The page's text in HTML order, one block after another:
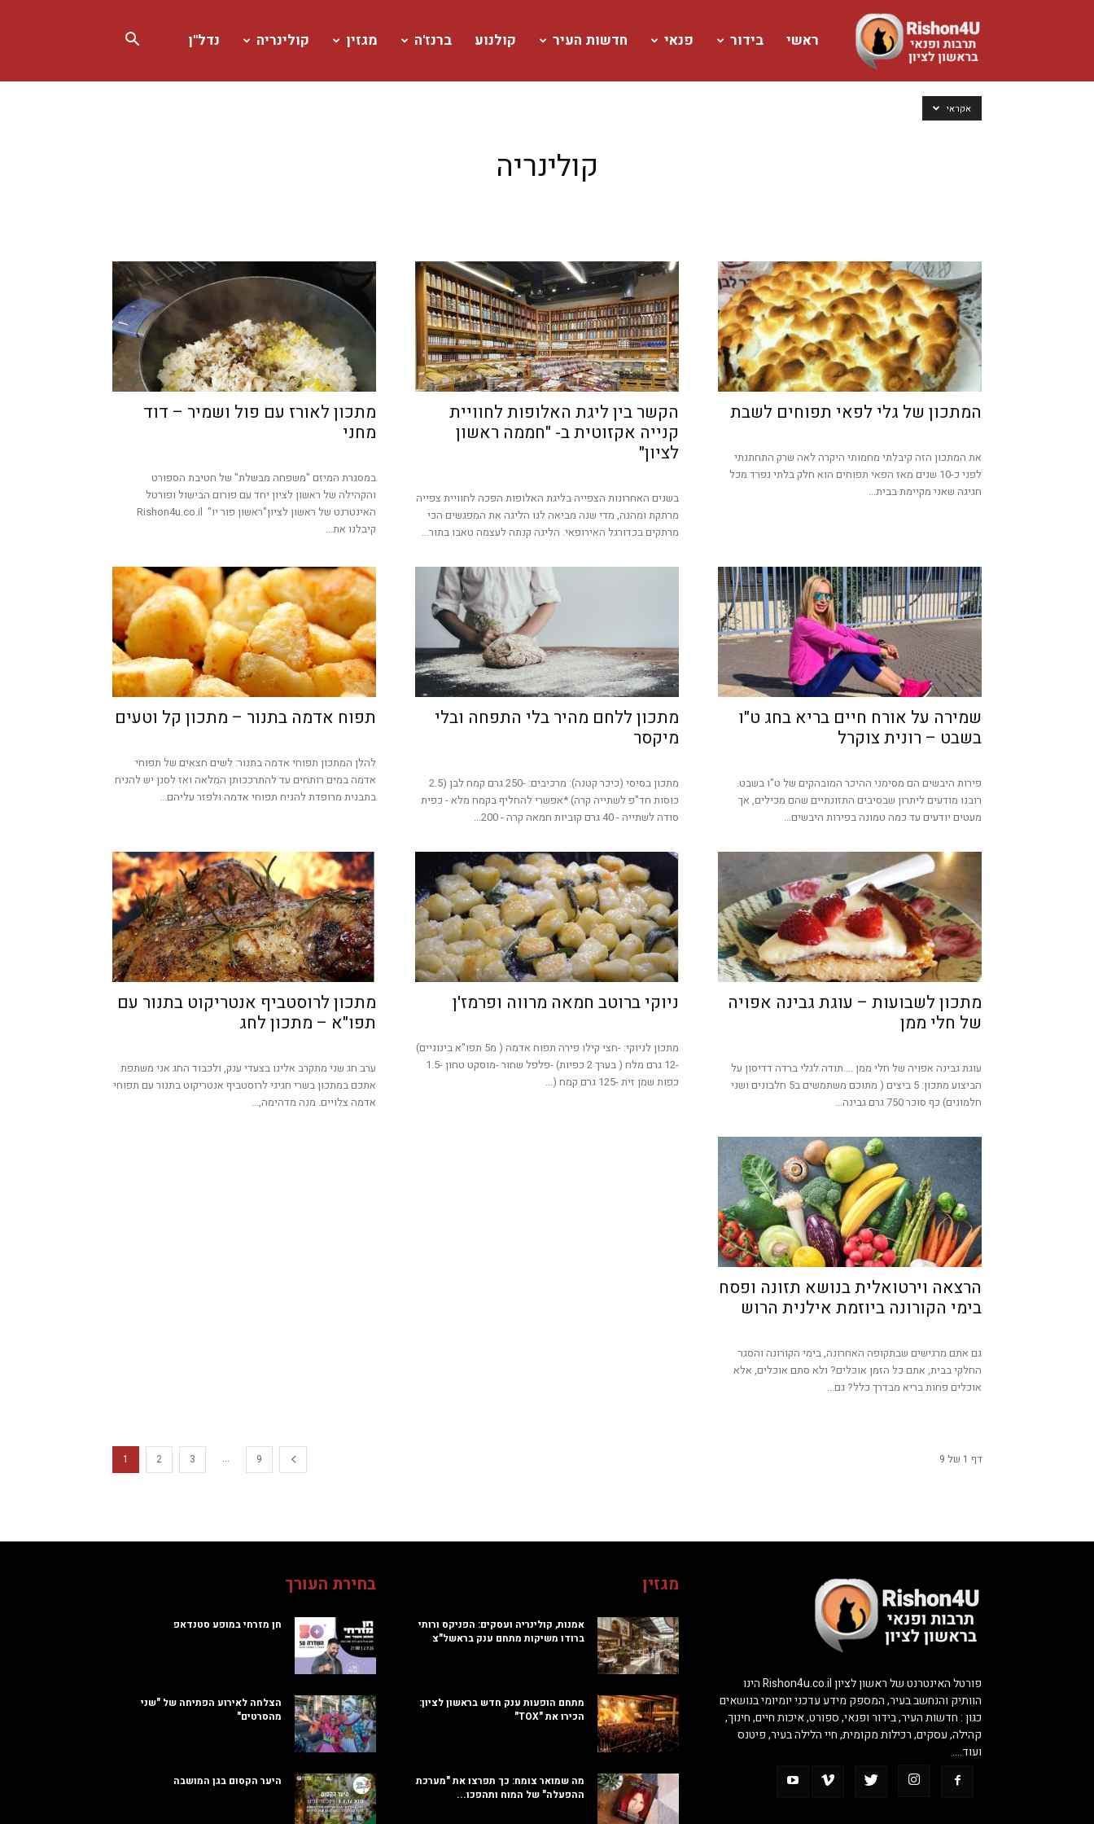
www.rishon4u.co.il
ראשי בידור פנאי חדשות העיר קולנוע ברנז'ה מגזין קולינריה נדל"ן
קולינריה
אקראי
המתכון של גלי לפאי תפוחים לשבת
את המתכון הזה קיבלתי מחמותי היקרה לאה שרק התחתנתי
לפני כ-10 שנים מאז הפאי תפוחים הוא חלק בלתי נפרד מכל
חגיגה שאני מקיימת בבית...
הקשר בין ליגת האלופות לחוויית
קנייה אקזוטית ב- "חממה ראשון
לציון"
בשנים האחרונות הצפייה בליגת האלופות הפכה לחוויית צפייה
מרתקת ומהנה, מדי שנה מביאה לנו הליגה את המפגשים הכי
מרתקים בכדורגל האירופאי. הליגה קנתה לעצמה טאבו בתור...
מתכון לאורז עם פול ושמיר – דוד
מחני
במסגרת המיזם "משפחה מבשלת" של חטיבת הספורט
והקהילה של ראשון לציון יחד עם פורום הבישול ופורטל
האינטרנט של ראשון לציון"ראשון פור יו" Rishon4u.co.il
קיבלנו את...
שמירה על אורח חיים בריא בחג ט"ו
בשבט – רונית צוקרל
פירות היבשים הם מסימני ההיכר המובהקים של ט"ו בשבט.
רובנו מודעים ליתרון שבסיבים התזונתיים שהם מכילים, אך
מעטים יודעים עד כמה טמונה בפירות היבשים...
מתכון ללחם מהיר בלי התפחה ובלי
מיקסר
מתכון בסיסי (כיכר קטנה): מרכיבים: -250 גרם קמח לבן (2.5
כוסות חד"פ לשתייה קרה) *אפשרי להחליף בקמח מלא - כפית
סודה לשתייה - 40 גרם קוביות חמאה קרה - 200...
תפוח אדמה בתנור – מתכון קל וטעים
להלן המתכון תפוחי אדמה בתנור: לשים חצאים של תפוחי
אדמה במים רותחים עד להתרככותן המלאה ואז לסנן יש להניח
בתבנית מרופדת להניח תפוחי אדמה ולפזר עליהם...
מתכון לשבועות – עוגת גבינה אפויה
של חלי ממן
עוגת גבינה אפויה של חלי ממן ....תודה לגלי ברדה דדיסון על
הביצוע מתכון: 5 ביצים ( מתוכם משתמשים ב5 חלבונים ושני
חלמונים) כף סוכר 750 גרם גבינה...
ניוקי ברוטב חמאה מרווה ופרמז'ן
מתכון לניוקי: -חצי קילו פירה תפוח אדמה ( מ5 תפו"א בינוניים)
-12 גרם מלח ( בערך 2 כפיות) -פלפל שחור -מוסקט טחון -1.5
כפות שמן זית -125 גרם קמח (...
מתכון לרוסטביף אנטריקוט בתנור עם
תפו"א – מתכון לחג
ערב חג שני מתקרב אלינו בצעדי ענק, ולכבוד החג אני משתפת
אתכם במתכון בשרי חגיגי לרוסטביף אנטריקוט בתנור עם תפוחי
אדמה צלויים. מנה מדהימה,...
הרצאה וירטואלית בנושא תזונה ופסח
בימי הקורונה ביוזמת אילנית הרוש
גם אתם מרגישים שבתקופה האחרונה, בימי הקורונה והסגר
החלקי בבית, אתם כל הזמן אוכלים? ולא סתם אוכלים, אלא
אוכלים פחות בריא מבדרך כלל? גם...
1 2 3 ... 9 דף 1 של 9
בחירת העורך
חן מזרחי במופע סטנדאפ
הצלחה לאירוע הפתיחה של "שני
מהסרטים"
היער הקסום בגן המושבה
מגזין
אמנות, קולינריה ועסקים: הפניקס ורותי
ברודו משיקות מתחם ענק בראשל"צ
מתחם הופעות ענק חדש בראשון לציון:
הכירו את "TOX"
מה שמואר צומח: כך תפרצו את "מערכת
ההפעלה" של המוח ותהפכו...
פורטל האינטרנט של ראשון לציון Rishon4u.co.il הינו
הוותיק והנחשב בעיר, המספק מידע עדכני יומיומי בנושאים
כגון : חדשות העיר, בידור ופנאי, ספורט, איכות חיים, חינוך,
קהילה, עסקים, רכילות מקומית, חיי הלילה בעיר, פיטנס
ועוד….